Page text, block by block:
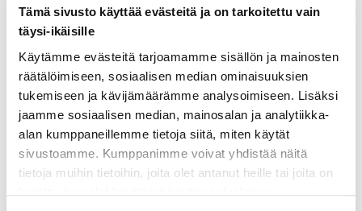
Tämä sivusto käyttää evästeitä ja on tarkoitettu vain
täysi-ikäisille
Käytämme evästeitä tarjoamamme sisällön ja mainosten
räätälöimiseen, sosiaalisen median ominaisuuksien
tukemiseen ja kävijämäärämme analysoimiseen. Lisäksi
jaamme sosiaalisen median, mainosalan ja analytiikka-
alan kumppaneillemme tietoja siitä, miten käytät
sivustoamme. Kumppanimme voivat yhdistää näitä
tietoja muihin tietoihin, joita olet antanut heille tai joita on
ainekset
valmistusohje